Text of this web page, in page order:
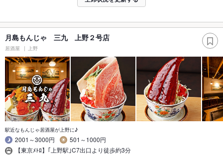
月島もんじゃ 三九 上野２号店
居酒屋 上野
駅近なもんじゃ居酒屋が上野に♪
2001～3000円
501～1000円
【東京ﾒﾄﾛ】｢上野駅｣C7出口より徒歩約3分